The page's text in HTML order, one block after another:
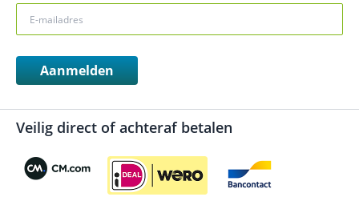
Aanmelden
Veilig direct of achteraf betalen